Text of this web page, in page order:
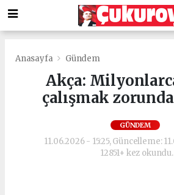
Anasayfa Gündem
Akça:
çalışmak
GÜNDEM
11.06.2026 - 15:25, Güncelleme:
12851+ kez okundu.